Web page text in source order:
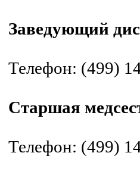
Заведующий
Телефон: (499)
Старшая
Телефон: (499)